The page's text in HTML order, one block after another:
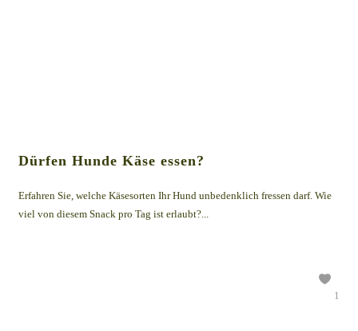
Dürfen Hunde Käse essen?
Erfahren Sie, welche Käsesorten Ihr Hund unbedenklich fressen darf. Wie
viel von diesem Snack pro Tag ist erlaubt?...
1